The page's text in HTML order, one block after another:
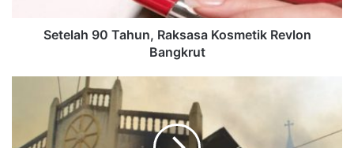
Setelah 90 Tahun, Raksasa Kosmetik Revlon
Bangkrut